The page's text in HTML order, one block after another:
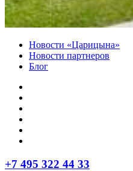
Новости «Царицына»
Новости партнеров
Блог
+7 495 322 44 33